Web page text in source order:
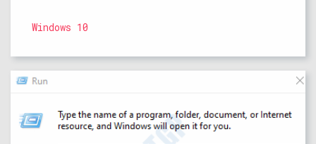
Windows 10